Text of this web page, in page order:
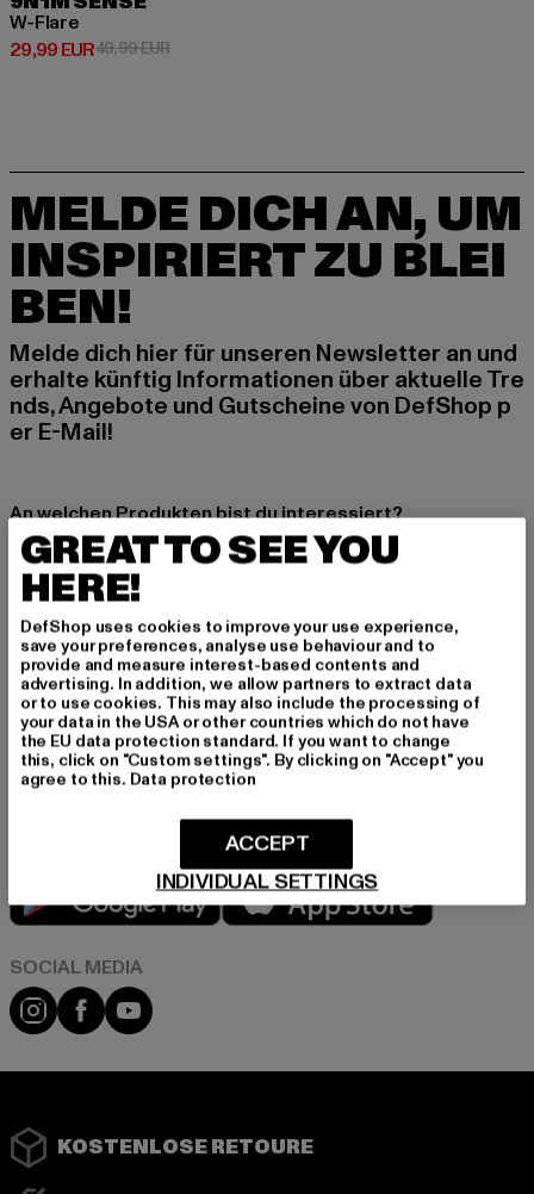
W-Flare
29,99 EUR
Derzeitiger Preis: 29,99 EUR
49,99 EURAktionspreis: 49,99 EUR
MELDE DICH AN, UM
INSPIRIERT ZU BLEI
BEN!
Melde dich hier für unseren Newsletter an und
erhalte künftig Informationen über aktuelle Tre
nds, Angebote und Gutscheine von DefShop p
er E-Mail!
An welchen Produkten bist du interessiert?
MÄNNER
FRAUEN
E-MAIL
ANMELDEN
Informationen dazu, wie DefShop mit Deinen Daten umgeht, findest Du
in unserer Datenschutzerklärung. Du kannst Dich jederzeit kostenfei
abmelden.Datenschutzerklärung lesen.
Play market
Instagram
FacebookYouTube
KOSTENLOSE RETOURE
GREAT TO SEE YOU
HERE!
DefShop uses cookies to improve your use experience,
save your preferences, analyse use behaviour and to
provide and measure interest-based contents and
advertising. In addition, we allow partners to extract data
or to use cookies. This may also include the processing of
your data in the USA or other countries which do not have
the EU data protection standard. If you want to change
this, click on "Custom settings". By clicking on "Accept" you
agree to this. Data protection
INDIVIDUAL SETTINGS
ACCEPT